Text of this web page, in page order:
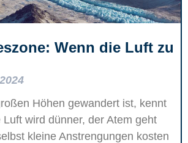
Wenn die Luft zu
Höhen gewandert ist, kennt
wird dünner, der Atem geht
kleine Anstrengungen kosten